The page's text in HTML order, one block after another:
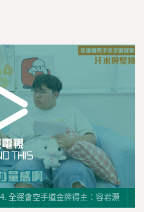
全運會空手道金牌得主：容君灝